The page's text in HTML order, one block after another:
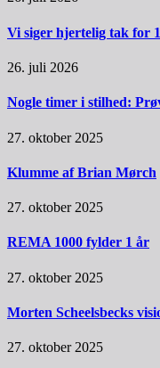
Vi siger hjertelig tak for
26. juli 2026
Nogle timer i stilhed:
27. oktober 2025
Klumme af Brian Mørch
27. oktober 2025
REMA 1000 fylder 1 år
27. oktober 2025
Morten Scheelsbecks
27. oktober 2025